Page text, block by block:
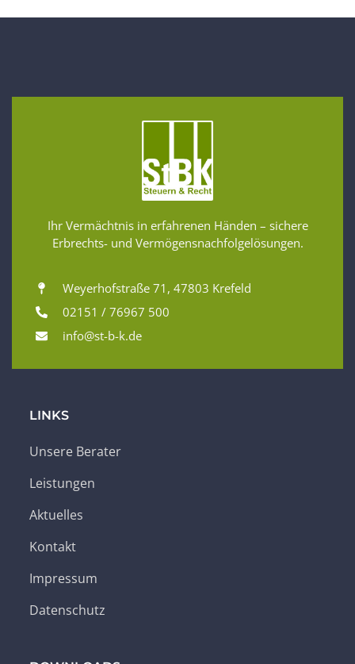
Ihr Vermächtnis in erfahrenen Händen – sichere
Erbrechts- und Vermögensnachfolgelösungen.
Weyerhofstraße 71, 47803 Krefeld
02151 / 76967 500
info@st-b-k.de
LINKS
Unsere Berater
Leistungen
Aktuelles
Kontakt
Impressum
Datenschutz